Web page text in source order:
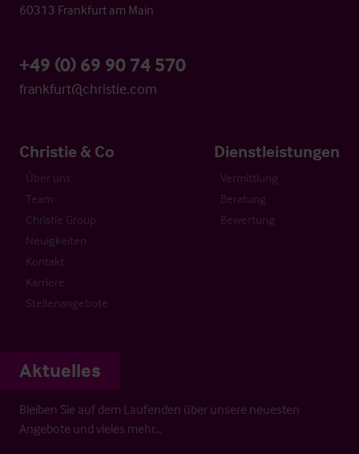
60313 Frankfurt am Main
+49 (0) 69 90 74 570
frankfurt@christie.com
Christie & Co
Über uns
Team
Christie Group
Neuigkeiten
Kontakt
Karriere
Stellenangebote
Dienstleistungen
Vermittlung
Beratung
Bewertung
Aktuelles
Bleiben Sie auf dem Laufenden über unsere neuesten
Angebote und vieles mehr…